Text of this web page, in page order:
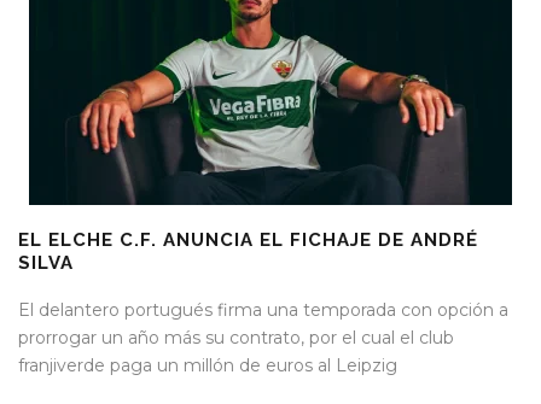
EL ELCHE C.F. ANUNCIA EL FICHAJE DE ANDRÉ
SILVA
El delantero portugués firma una temporada con opción a
prorrogar un año más su contrato, por el cual el club
franjiverde paga un millón de euros al Leipzig